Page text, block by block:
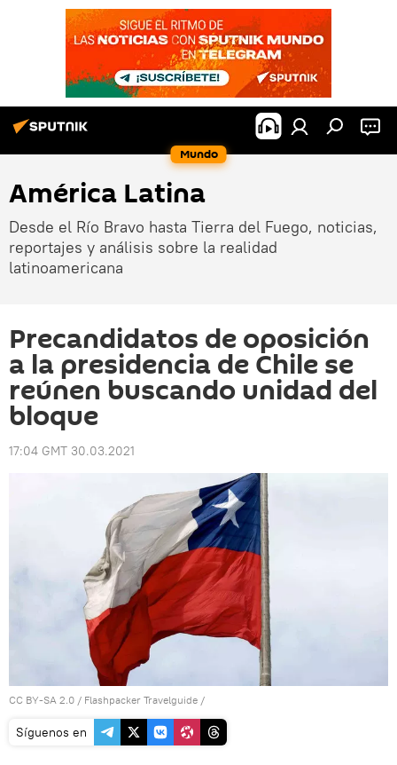
Mundo
América Latina
Desde el Río Bravo hasta Tierra del Fuego, noticias,
reportajes y análisis sobre la realidad
latinoamericana
Precandidatos de oposición
a la presidencia de Chile se
reúnen buscando unidad del
bloque
17:04 GMT 30.03.2021
CC BY-SA 2.0 / Flashpacker Travelguide /
Síguenos en